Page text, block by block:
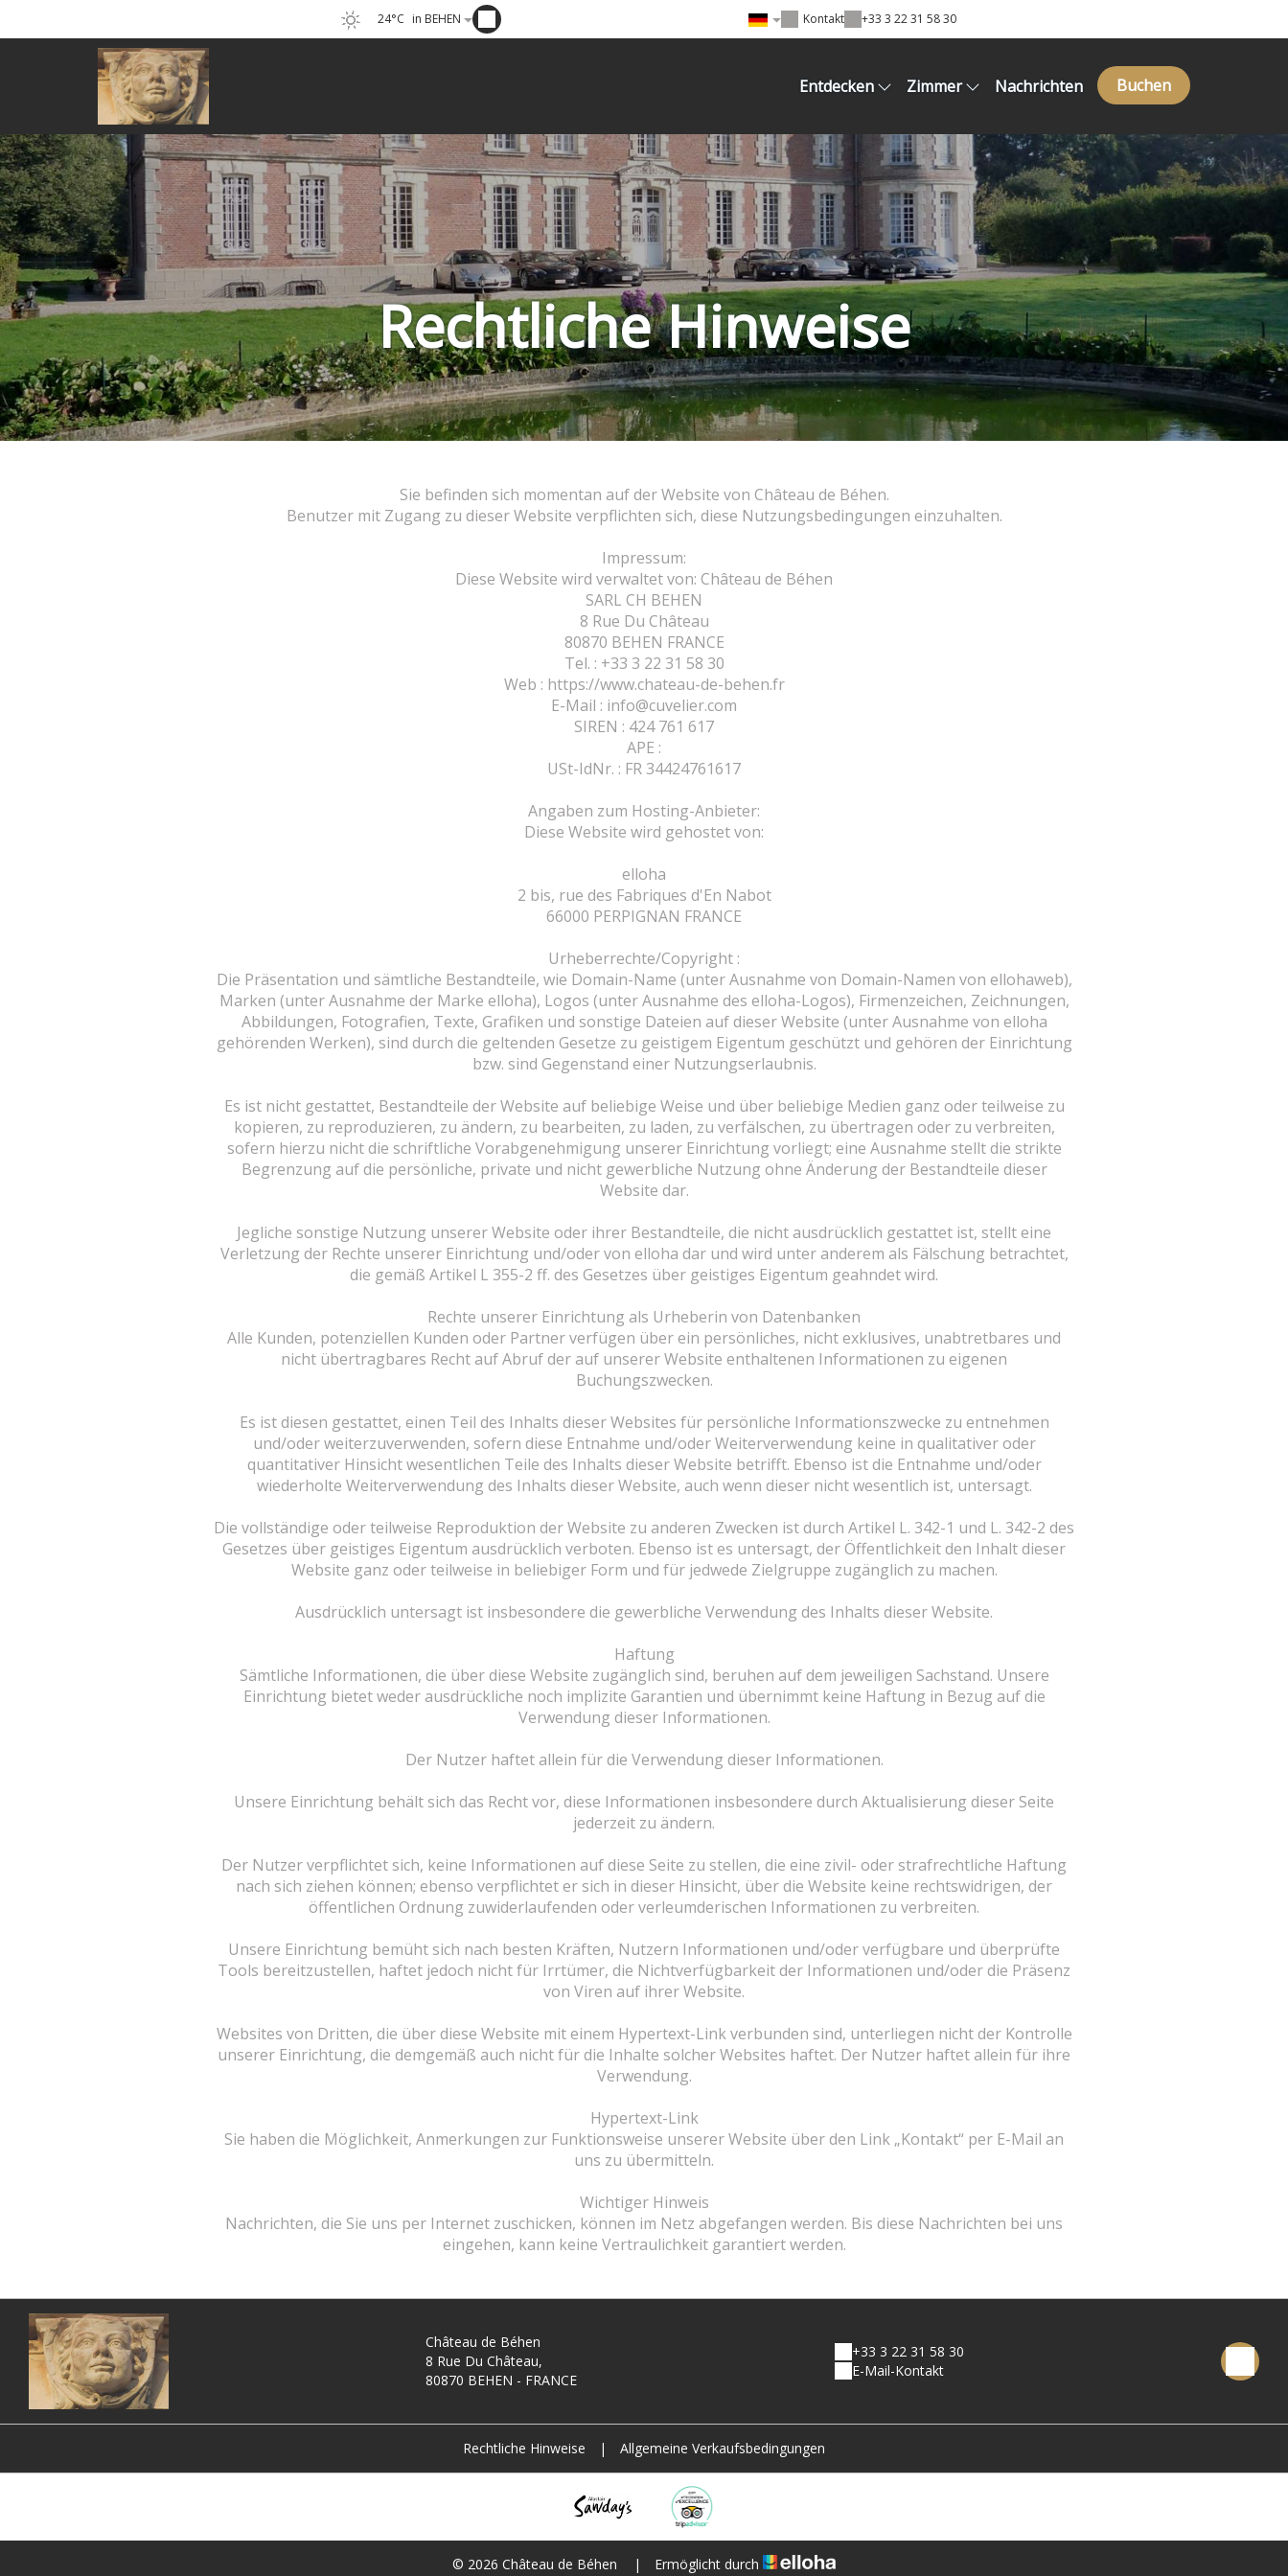
24°C in BEHEN Kontakt +33 3 22 31 58 30
Entdecken Zimmer Nachrichten Buchen
Rechtliche Hinweise
Sie befinden sich momentan auf der Website von Château de Béhen.
Benutzer mit Zugang zu dieser Website verpflichten sich, diese Nutzungsbedingungen einzuhalten.
Impressum:
Diese Website wird verwaltet von: Château de Béhen
SARL CH BEHEN
8 Rue Du Château
80870 BEHEN FRANCE
Tel. : +33 3 22 31 58 30
Web : https://www.chateau-de-behen.fr
E-Mail : info@cuvelier.com
SIREN : 424 761 617
APE :
USt-IdNr. : FR 34424761617
Angaben zum Hosting-Anbieter:
Diese Website wird gehostet von:
elloha
2 bis, rue des Fabriques d'En Nabot
66000 PERPIGNAN FRANCE
Urheberrechte/Copyright :
Die Präsentation und sämtliche Bestandteile, wie Domain-Name (unter Ausnahme von Domain-Namen von ellohaweb),
Marken (unter Ausnahme der Marke elloha), Logos (unter Ausnahme des elloha-Logos), Firmenzeichen, Zeichnungen,
Abbildungen, Fotografien, Texte, Grafiken und sonstige Dateien auf dieser Website (unter Ausnahme von elloha
gehörenden Werken), sind durch die geltenden Gesetze zu geistigem Eigentum geschützt und gehören der Einrichtung
bzw. sind Gegenstand einer Nutzungserlaubnis.
Es ist nicht gestattet, Bestandteile der Website auf beliebige Weise und über beliebige Medien ganz oder teilweise zu
kopieren, zu reproduzieren, zu ändern, zu bearbeiten, zu laden, zu verfälschen, zu übertragen oder zu verbreiten,
sofern hierzu nicht die schriftliche Vorabgenehmigung unserer Einrichtung vorliegt; eine Ausnahme stellt die strikte
Begrenzung auf die persönliche, private und nicht gewerbliche Nutzung ohne Änderung der Bestandteile dieser
Website dar.
Jegliche sonstige Nutzung unserer Website oder ihrer Bestandteile, die nicht ausdrücklich gestattet ist, stellt eine
Verletzung der Rechte unserer Einrichtung und/oder von elloha dar und wird unter anderem als Fälschung betrachtet,
die gemäß Artikel L 355-2 ff. des Gesetzes über geistiges Eigentum geahndet wird.
Rechte unserer Einrichtung als Urheberin von Datenbanken
Alle Kunden, potenziellen Kunden oder Partner verfügen über ein persönliches, nicht exklusives, unabtretbares und
nicht übertragbares Recht auf Abruf der auf unserer Website enthaltenen Informationen zu eigenen
Buchungszwecken.
Es ist diesen gestattet, einen Teil des Inhalts dieser Websites für persönliche Informationszwecke zu entnehmen
und/oder weiterzuverwenden, sofern diese Entnahme und/oder Weiterverwendung keine in qualitativer oder
quantitativer Hinsicht wesentlichen Teile des Inhalts dieser Website betrifft. Ebenso ist die Entnahme und/oder
wiederholte Weiterverwendung des Inhalts dieser Website, auch wenn dieser nicht wesentlich ist, untersagt.
Die vollständige oder teilweise Reproduktion der Website zu anderen Zwecken ist durch Artikel L. 342-1 und L. 342-2 des
Gesetzes über geistiges Eigentum ausdrücklich verboten. Ebenso ist es untersagt, der Öffentlichkeit den Inhalt dieser
Website ganz oder teilweise in beliebiger Form und für jedwede Zielgruppe zugänglich zu machen.
Ausdrücklich untersagt ist insbesondere die gewerbliche Verwendung des Inhalts dieser Website.
Haftung
Sämtliche Informationen, die über diese Website zugänglich sind, beruhen auf dem jeweiligen Sachstand. Unsere
Einrichtung bietet weder ausdrückliche noch implizite Garantien und übernimmt keine Haftung in Bezug auf die
Verwendung dieser Informationen.
Der Nutzer haftet allein für die Verwendung dieser Informationen.
Unsere Einrichtung behält sich das Recht vor, diese Informationen insbesondere durch Aktualisierung dieser Seite
jederzeit zu ändern.
Der Nutzer verpflichtet sich, keine Informationen auf diese Seite zu stellen, die eine zivil- oder strafrechtliche Haftung
nach sich ziehen können; ebenso verpflichtet er sich in dieser Hinsicht, über die Website keine rechtswidrigen, der
öffentlichen Ordnung zuwiderlaufenden oder verleumderischen Informationen zu verbreiten.
Unsere Einrichtung bemüht sich nach besten Kräften, Nutzern Informationen und/oder verfügbare und überprüfte
Tools bereitzustellen, haftet jedoch nicht für Irrtümer, die Nichtverfügbarkeit der Informationen und/oder die Präsenz
von Viren auf ihrer Website.
Websites von Dritten, die über diese Website mit einem Hypertext-Link verbunden sind, unterliegen nicht der Kontrolle
unserer Einrichtung, die demgemäß auch nicht für die Inhalte solcher Websites haftet. Der Nutzer haftet allein für ihre
Verwendung.
Hypertext-Link
Sie haben die Möglichkeit, Anmerkungen zur Funktionsweise unserer Website über den Link „Kontakt“ per E-Mail an
uns zu übermitteln.
Wichtiger Hinweis
Nachrichten, die Sie uns per Internet zuschicken, können im Netz abgefangen werden. Bis diese Nachrichten bei uns
eingehen, kann keine Vertraulichkeit garantiert werden.
Château de Béhen
8 Rue Du Château,
80870 BEHEN - FRANCE
+33 3 22 31 58 30
E-Mail-Kontakt
Rechtliche Hinweise | Allgemeine Verkaufsbedingungen
© 2026 Château de Béhen | Ermöglicht durch